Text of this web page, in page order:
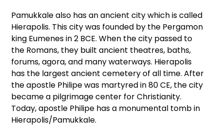
Pamukkale also has an ancient city which is called
Hierapolis. This city was founded by the Pergamon
king Eumenes in 2 BCE. When the city passed to
the Romans, they built ancient theatres, baths,
forums, agora, and many waterways. Hierapolis
has the largest ancient cemetery of all time. After
the apostle Philipe was martyred in 80 CE, the city
became a pilgrimage center for Christianity.
Today, apostle Philipe has a monumental tomb in
Hierapolis/Pamukkale.